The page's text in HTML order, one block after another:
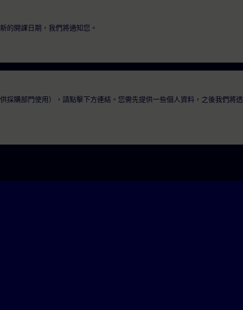
的開課日期，我們將通知您。
採購部門使用），請點擊下方連結。您需先提供一些個人資料，之後我們將透